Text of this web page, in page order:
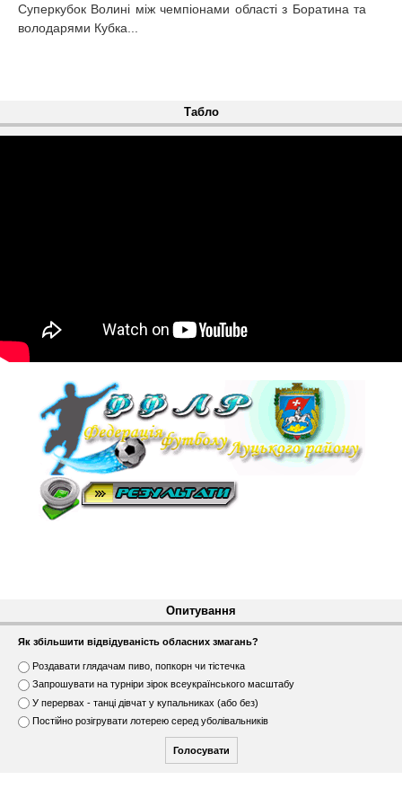
Суперкубок Волині між чемпіонами області з Боратина та
володарями Кубка...
Табло
Опитування
Як збільшити відвідуваність обласних змагань?
В
а
р
і
а
Роздавати глядачам пиво, попкорн чи тістечка
Запрошувати на турніри зірок всеукраїнського масштабу
У перервах - танці дівчат у купальниках (або без)
Постійно розігрувати лотерею серед уболівальників